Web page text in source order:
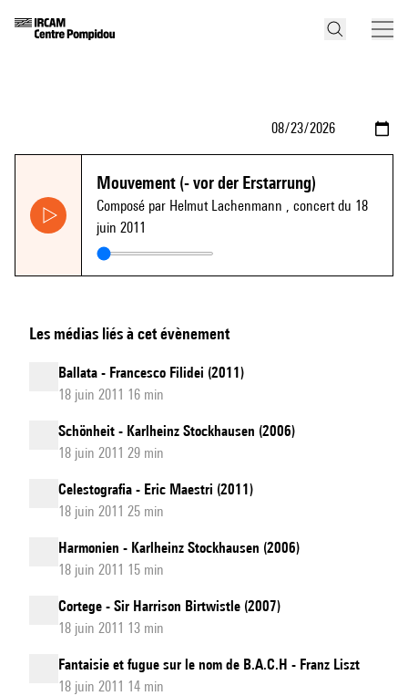
Mouvement (- vor der Erstarrung)
Composé par Helmut Lachenmann , concert du 18
juin 2011
Les médias liés à cet évènement
Ballata - Francesco Filidei (2011)
18 juin 2011 16 min
Schönheit - Karlheinz Stockhausen (2006)
18 juin 2011 29 min
Celestografia - Eric Maestri (2011)
18 juin 2011 25 min
Harmonien - Karlheinz Stockhausen (2006)
18 juin 2011 15 min
Cortege - Sir Harrison Birtwistle (2007)
18 juin 2011 13 min
Fantaisie et fugue sur le nom de B.A.C.H - Franz Liszt
18 juin 2011 14 min